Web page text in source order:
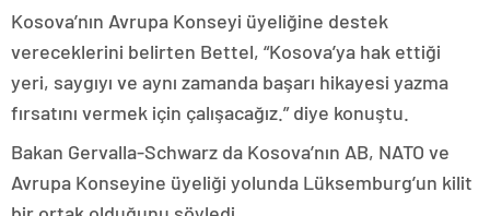
Kosova’nın Avrupa Konseyi üyeliğine destek
vereceklerini belirten Bettel, “Kosova’ya hak ettiği
yeri, saygıyı ve aynı zamanda başarı hikayesi yazma
fırsatını vermek için çalışacağız.” diye konuştu.
Bakan Gervalla-Schwarz da Kosova’nın AB, NATO ve
Avrupa Konseyine üyeliği yolunda Lüksemburg’un kilit